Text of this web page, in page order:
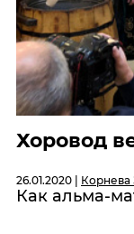
Хоровод
26.01.2020 | Корнева
Как альма-